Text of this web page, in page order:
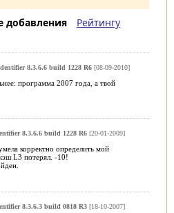
добавления
Рейтингу
8.3.6.6 build 1228 R6[08-09-2010]
программа 2007 года, а твой
8.3.6.6 build 1228 R6[20-01-2009]
корректно определить мой
L3 потерял. -10!
8.3.6.3 build 0818 R3[18-10-2007]